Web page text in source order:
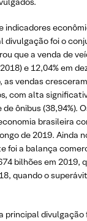
indicadores
divulgação foi o
que a venda de
e 12,04% em
as vendas
com alta
de ônibus (38,94%).
brasileira
de 2019. Ainda
foi a balança
bilhões em 2019,
quando o
principal